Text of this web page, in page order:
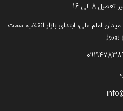
8 الی 16
امام علی، ابتدای بازار انقلاب، سمت